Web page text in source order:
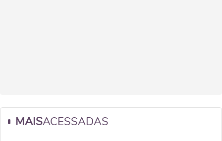
MAISACESSADAS